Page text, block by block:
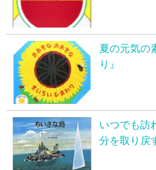
夏の元気の
り』
いつでも訪
分を取り戻